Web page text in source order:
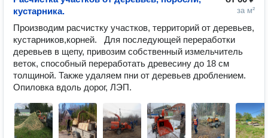
за м²
кустарника.
Производим расчистку участков, территорий от деревьев,
кустарников,корней.   Для последующей переработки
деревьев в щепу, привозим собственный измельчитель
веток, способный переработать древесину до 18 см
толщиной. Также удаляем пни от деревьев дроблением.
Опиловка вдоль дорог, ЛЭП.